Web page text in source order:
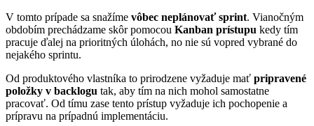
V tomto prípade sa snažíme vôbec neplánovať sprint. Vianočným
obdobím prechádzame skôr pomocou Kanban prístupu kedy tím
pracuje ďalej na prioritných úlohách, no nie sú vopred vybrané do
nejakého sprintu.
Od produktového vlastníka to prirodzene vyžaduje mať pripravené
položky v backlogu tak, aby tím na nich mohol samostatne
pracovať. Od tímu zase tento prístup vyžaduje ich pochopenie a
prípravu na prípadnú implementáciu.